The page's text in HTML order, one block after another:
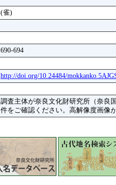
(雀)
690-694
http://doi.org/10.24484/
調査主体が奈良文化財研究所（奈良
件をご確認ください。高解像度画像